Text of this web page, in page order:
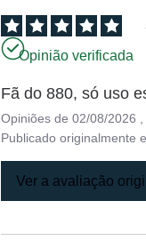
Opinião verificada
Fã do 880, só uso
Opiniões de02/08/2026
Publicado originalmente
Ver a avaliação